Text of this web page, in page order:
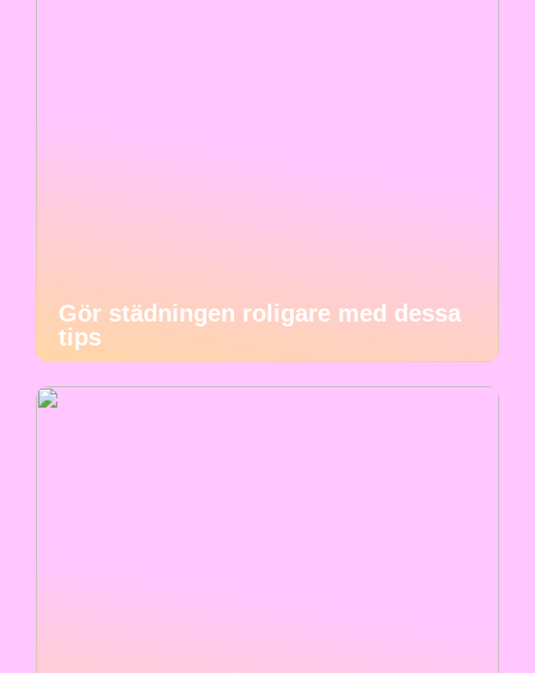
Gör städningen roligare med dessa
tips